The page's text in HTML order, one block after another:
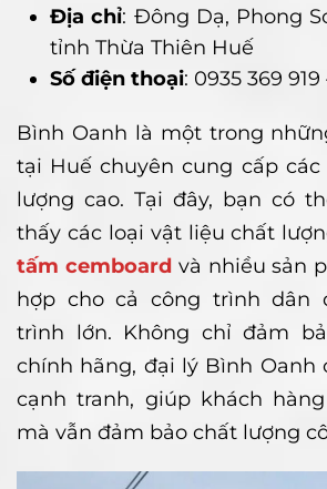
Địa chỉ: Đông Dạ, Phong
tỉnh Thừa Thiên Huế
Số điện thoại: 0935 369
Bình Oanh là một trong
tại Huế chuyên cung cấp các
lượng cao. Tại đây, bạn có
thấy các loại vật liệu chất
tấm cemboard và nhiều sản
hợp cho cả công trình dân
trình lớn. Không chỉ đảm
chính hãng, đại lý Bình Oanh
cạnh tranh, giúp khách
mà vẫn đảm bảo chất lượng